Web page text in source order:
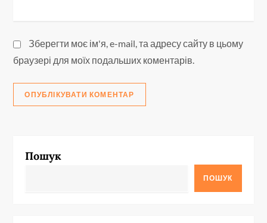
Зберегти моє ім'я, e-mail, та адресу сайту в цьому
браузері для моїх подальших коментарів.
Пошук
ПОШУК